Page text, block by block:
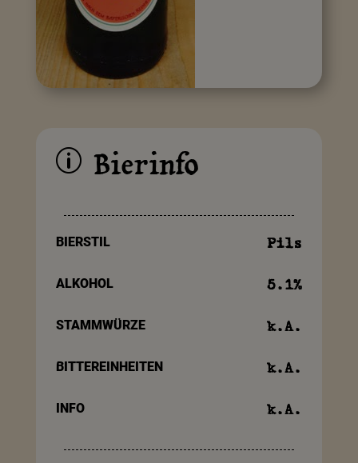
p Bierinfo
BIERSTIL Pils
ALKOHOL 5.1%
STAMMWÜRZE k.A.
BITTEREINHEITEN k.A.
INFO k.A.